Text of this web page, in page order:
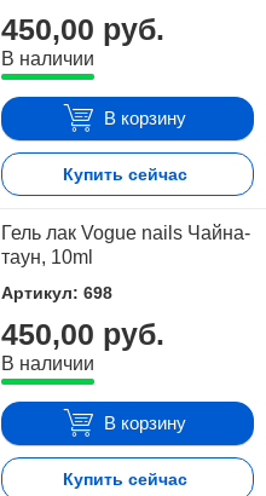
450,00 руб.
В наличии
В корзину
Купить сейчас
Гель лак Vogue nails Чайна-
таун, 10ml
Артикул: 698
450,00 руб.
В наличии
В корзину
Купить сейчас